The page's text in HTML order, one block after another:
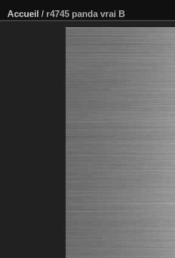
Accueil / r4745 panda vrai B